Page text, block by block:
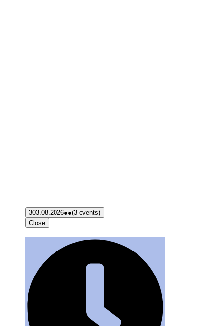
303.08.2026●●(3 events)
Close